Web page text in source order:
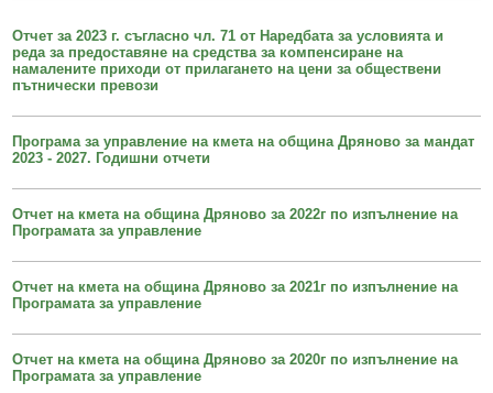
Общ устройствен план
Устройство на територията
Общинско предприятие Зелено Дряново
Общинска собственост
Финанси и бюджет
Култура
Образование
Здравеопазване
Отчет за 2023 г. съгласно чл. 71 от Наредбата за условията и
реда за предоставяне на средства за компенсиране на
намалените приходи от прилагането на цени за обществени
пътнически превози
Програма за управление на кмета на община Дряново за мандат
2023 - 2027. Годишни отчети
Отчет на кмета на община Дряново за 2022г по изпълнение на
Програмата за управление
Отчет на кмета на община Дряново за 2021г по изпълнение на
Програмата за управление
Отчет на кмета на община Дряново за 2020г по изпълнение на
Програмата за управление
Общинска избирателна комисия мандат 2023-2027 г.
Преброяване 2021
Приют за безстопанствени кучета
Красиво Дряново
Новини
Обяви и съобщения
Местни данъци и такси - информация и обяви
Списъци на длъжници